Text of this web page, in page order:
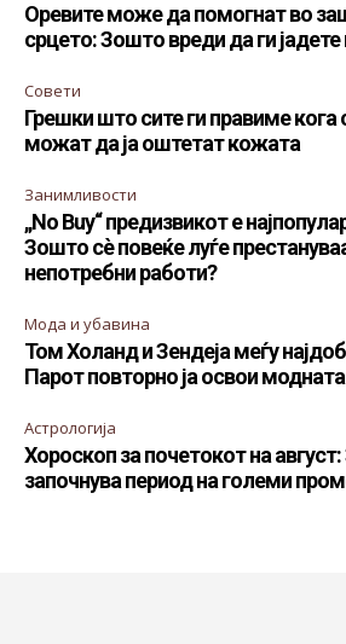
Оревите може да помогнат во
срцето: Зошто вреди да ги јадете
Совети
Грешки што сите ги правиме кога
можат да ја оштетат кожата
Занимливости
„No Buy“ предизвикот е
Зошто сè повеќе луѓе
непотребни работи?
Мода и убавина
Том Холанд и Зендеја меѓу
Парот повторно ја освои
Астрологија
Хороскоп за почетокот на
започнува период на големи